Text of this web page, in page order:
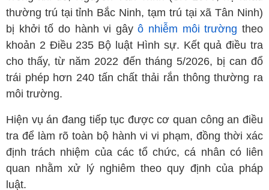
thường trú tại tỉnh Bắc Ninh, tạm trú tại xã Tân Ninh)
bị khởi tố do hành vi gâyô nhiễm môi trường theo
khoản 2 Điều 235 Bộ luật Hình sự. Kết quả điều tra
cho thấy, từ năm 2022 đến tháng 5/2026, bị can đổ
trái phép hơn 240 tấn chất thải rắn thông thường ra
môi trường.
Hiện vụ án đang tiếp tục được cơ quan công an điều
tra để làm rõ toàn bộ hành vi vi phạm, đồng thời xác
định trách nhiệm của các tổ chức, cá nhân có liên
quan nhằm xử lý nghiêm theo quy định của pháp
luật.